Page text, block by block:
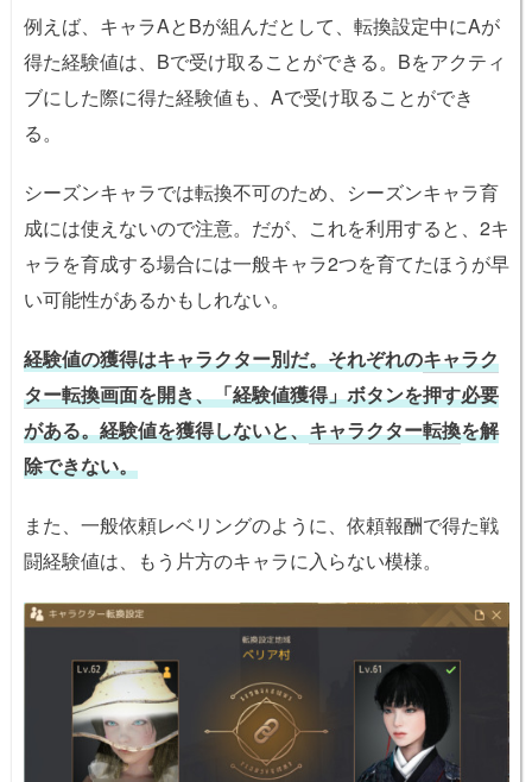
例えば、キャラAとBが組んだとして、転換設定中にAが
得た経験値は、Bで受け取ることができる。Bをアクティ
ブにした際に得た経験値も、Aで受け取ることができ
る。
シーズンキャラでは転換不可のため、シーズンキャラ育
成には使えないので注意。だが、これを利用すると、2キ
ャラを育成する場合には一般キャラ2つを育てたほうが早
い可能性があるかもしれない。
経験値の獲得はキャラクター別だ。それぞれのキャラク
ター転換画面を開き、「経験値獲得」ボタンを押す必要
がある。経験値を獲得しないと、キャラクター転換を解
除できない。
また、一般依頼レベリングのように、依頼報酬で得た戦
闘経験値は、もう片方のキャラに入らない模様。